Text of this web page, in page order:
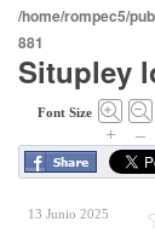
/home/rompec5/
881
Situpley
Font Size
+ –
13 Junio 2025